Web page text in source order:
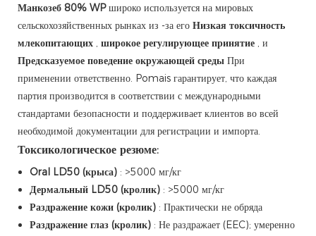
Манкозеб 80% WPшироко используется на мировых
сельскохозяйственных рынках из -за его Низкая токсичность
млекопитающих , широкое регулирующее принятие , и
Предсказуемое поведение окружающей среды При
применении ответственно. Pomais гарантирует, что каждая
партия производится в соответствии с международными
стандартами безопасности и поддерживает клиентов во всей
необходимой документации для регистрации и импорта.
Токсикологическое резюме:
Oral LD50 (крыса) : >5000 мг/кг
Дермальный LD50 (кролик) : >5000 мг/кг
Раздражение кожи (кролик) : Практически не обряда
Раздражение глаз (кролик) : Не раздражает (EEC); умеренно